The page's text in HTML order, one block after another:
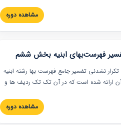
تخلفات و راه حل ها با نگرش قراردادی است که
های ساختمانی کشور ارائه شد. در این
ارائه شده است.
مشاهده دوره
فهرست‌بهای ابنیه بخش ششم
تکرار نشدنی تفسیر جامع فهرست بها رشته ابنیه
آن ارائه شده است که در آن تک تک ردیف ها و
تصاویر عملیات اجرایی مرتبط با ردیف های
است. این دوره با کلام مهندس
مشاهده دوره